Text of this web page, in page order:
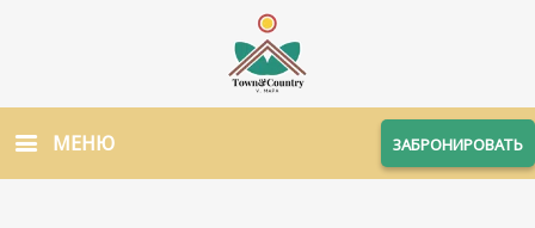
МЕНЮ ЗАБРОНИРОВАТЬ